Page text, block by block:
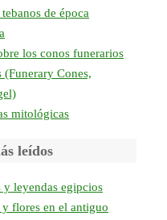
de época
los conos funerarios
(Funerary Cones,
mitológicas
leídos
y leyendas egipcios
flores en el antiguo